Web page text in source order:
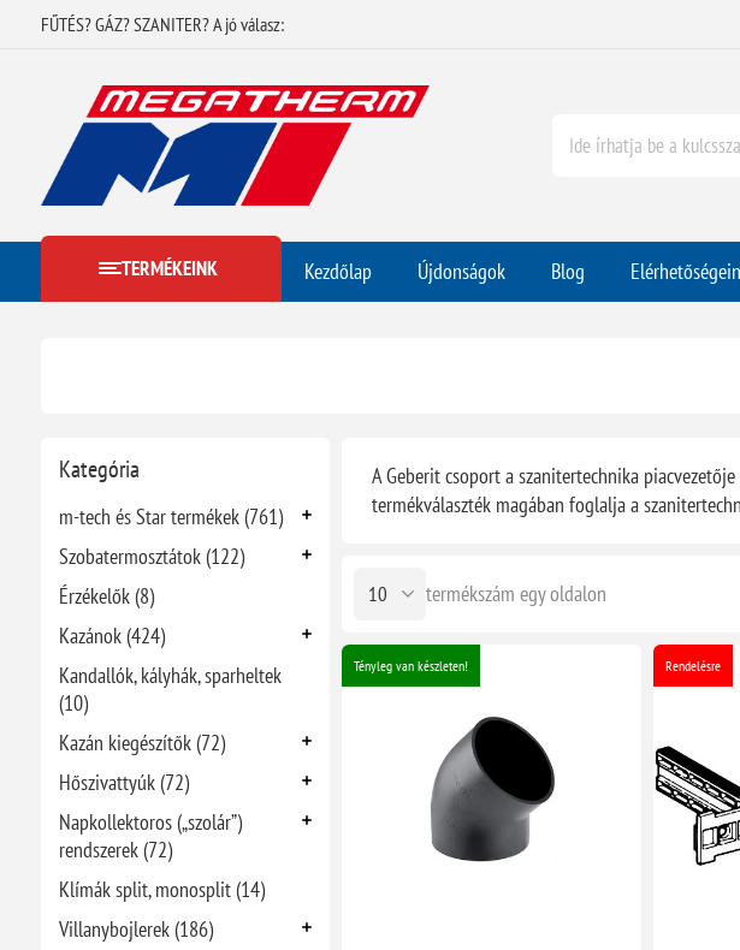
FŰTÉS? GÁZ? SZANITER? A jó válasz:
TERMÉKEINK Kezdőlap Újdonságok Blog
Kategória
m-tech és Star termékek (761)
Szobatermosztátok (122)
Érzékelők (8)
Kazánok (424)
Kandallók, kályhák, sparheltek
(10)
Kazán kiegészítők (72)
Hőszivattyúk (72)
Napkollektoros („szolár”)
rendszerek (72)
Klímák split, monosplit (14)
Villanybojlerek (186)
A Geberit csoport a szanitertechnika
termékválaszték magában foglalja a
termékszám egy oldalon
Tényleg van készleten! Rendelésre